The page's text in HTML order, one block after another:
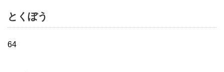
とくぼう
64